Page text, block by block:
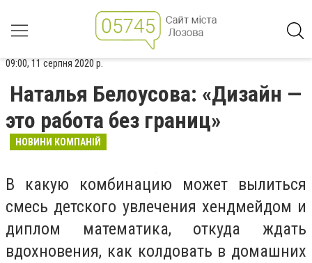
09:00, 11 серпня 2020 р.
Наталья Белоусова: «Дизайн —
это работа без границ»
НОВИНИ КОМПАНІЙ
В какую комбинацию может вылиться
смесь детского увлечения хендмейдом и
диплом математика, откуда ждать
вдохновения, как колдовать в домашних